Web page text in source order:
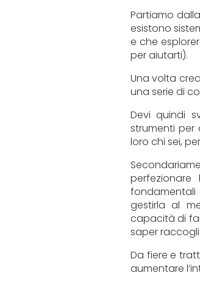
Partiamo
esistono
e che
per aiutarti).
Una volta
una serie di
Devi quindi
strumenti per
loro chi sei,
gestirla al
capacità di
saper
Da fiere e
aumentare